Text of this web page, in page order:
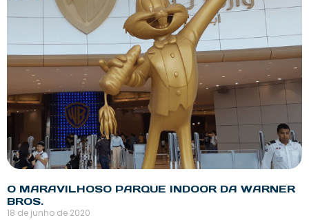
O MARAVILHOSO PARQUE INDOOR DA WARNER
BROS.
18 de junho de 2020